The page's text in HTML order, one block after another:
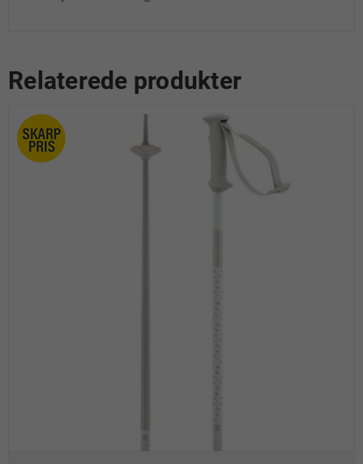
Relaterede produkter